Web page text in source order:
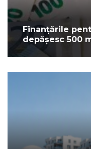
Finanțările
depășesc 500